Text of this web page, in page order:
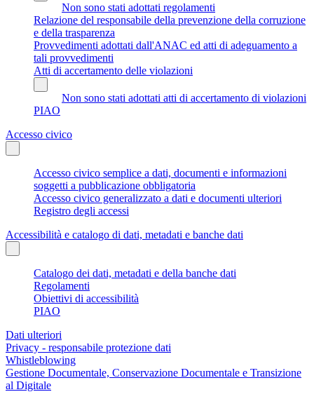
Non sono stati adottati regolamenti
Relazione del responsabile della prevenzione della corruzione
e della trasparenza
Provvedimenti adottati dall'ANAC ed atti di adeguamento a
tali provvedimenti
Atti di accertamento delle violazioni
Non sono stati adottati atti di accertamento di violazioni
PIAO
Accesso civico
Accesso civico semplice a dati, documenti e informazioni
soggetti a pubblicazione obbligatoria
Accesso civico generalizzato a dati e documenti ulteriori
Registro degli accessi
Accessibilità e catalogo di dati, metadati e banche dati
Catalogo dei dati, metadati e della banche dati
Regolamenti
Obiettivi di accessibilità
PIAO
Dati ulteriori
Privacy - responsabile protezione dati
Whistleblowing
Gestione Documentale, Conservazione Documentale e Transizione
al Digitale